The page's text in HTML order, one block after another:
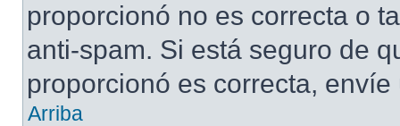
proporcionó no es correcta o
anti-spam. Si está seguro de
proporcionó es correcta,
Arriba